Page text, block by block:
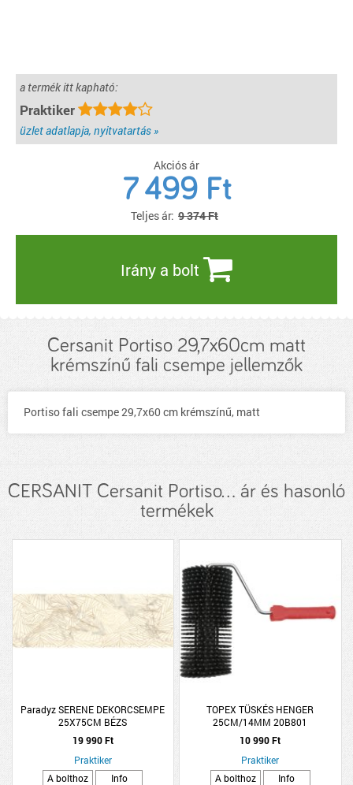
a termék itt kapható:
Praktiker
üzlet adatlapja, nyitvatartás »
Akciós ár
7 499 Ft
Teljes ár: 9 374 Ft
Irány a bolt
Cersanit Portiso 29,7x60cm matt
krémszínű fali csempe jellemzők
Portiso fali csempe 29,7x60 cm krémszínű, matt
CERSANIT Cersanit Portiso... ár és hasonló
termékek
Paradyz SERENE DEKORCSEMPE
25X75CM BÉZS
19 990 Ft
Praktiker
A bolthoz
Info
TOPEX TÜSKÉS HENGER
25CM/14MM 20B801
10 990 Ft
Praktiker
A bolthoz
Info